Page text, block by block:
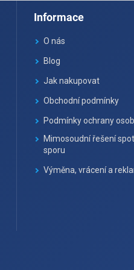
Informace
O nás
Blog
Jak nakupovat
Obchodní podmínky
Podmínky ochrany
Mimosoudní řešení
sporu
Výměna, vrácení a